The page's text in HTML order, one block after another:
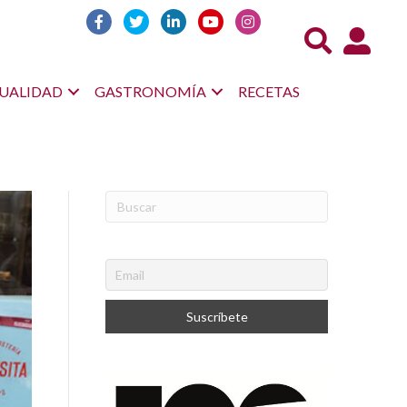
Acceso
GASTRONOMÍA RECETAS